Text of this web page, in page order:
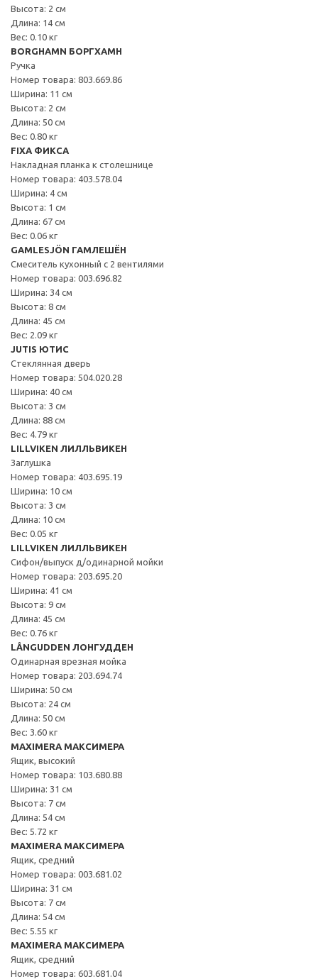
Высота: 2 см
Длина: 14 см
Вес: 0.10 кг
BORGHAMN БОРГХАМН
Ручка
Номер товара: 803.669.86
Ширина: 11 см
Высота: 2 см
Длина: 50 см
Вес: 0.80 кг
FIXA ФИКСА
Накладная планка к столешнице
Номер товара: 403.578.04
Ширина: 4 см
Высота: 1 см
Длина: 67 см
Вес: 0.06 кг
GAMLESJÖN ГАМЛЕШЁН
Смеситель кухонный с 2 вентилями
Номер товара: 003.696.82
Ширина: 34 см
Высота: 8 см
Длина: 45 см
Вес: 2.09 кг
JUTIS ЮТИС
Стеклянная дверь
Номер товара: 504.020.28
Ширина: 40 см
Высота: 3 см
Длина: 88 см
Вес: 4.79 кг
LILLVIKEN ЛИЛЛЬВИКЕН
Заглушка
Номер товара: 403.695.19
Ширина: 10 см
Высота: 3 см
Длина: 10 см
Вес: 0.05 кг
LILLVIKEN ЛИЛЛЬВИКЕН
Сифон/выпуск д/одинарной мойки
Номер товара: 203.695.20
Ширина: 41 см
Высота: 9 см
Длина: 45 см
Вес: 0.76 кг
LÅNGUDDEN ЛОНГУДДЕН
Одинарная врезная мойка
Номер товара: 203.694.74
Ширина: 50 см
Высота: 24 см
Длина: 50 см
Вес: 3.60 кг
MAXIMERA МАКСИМЕРА
Ящик, высокий
Номер товара: 103.680.88
Ширина: 31 см
Высота: 7 см
Длина: 54 см
Вес: 5.72 кг
MAXIMERA МАКСИМЕРА
Ящик, средний
Номер товара: 003.681.02
Ширина: 31 см
Высота: 7 см
Длина: 54 см
Вес: 5.55 кг
MAXIMERA МАКСИМЕРА
Ящик, средний
Номер товара: 603.681.04